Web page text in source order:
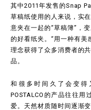
其中2011年发售的Snap
草稿纸使用的人来说，实
意夹在一起的“草稿簿”，
的好看纸夹。“用一种有美
理念获得了众多消费者的
品。
和很多时间久了会变得
POSTALCO的产品往往
爱。天然材质随时间逐渐